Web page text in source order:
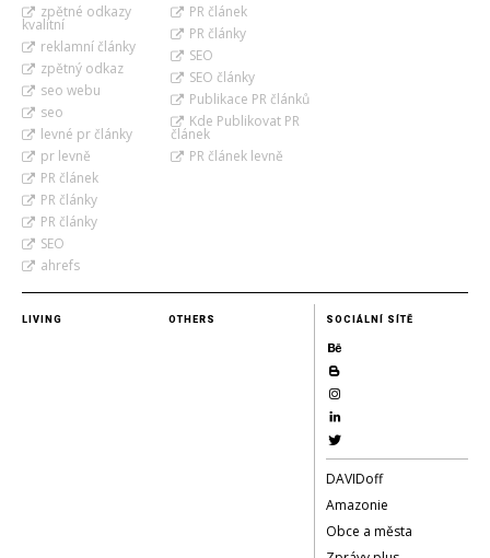
zpětné odkazy
kvalitní
reklamní články
zpětný odkaz
seo webu
seo
levné pr články
pr levně
PR článek
PR články
PR články
SEO
ahrefs
PR článek
PR články
SEO
SEO články
Publikace PR článků
Kde Publikovat PR
článek
PR článek levně
LIVING OTHERS SOCIÁLNÍ SÍTĚ
DAVIDoff
Amazonie
Obce a města